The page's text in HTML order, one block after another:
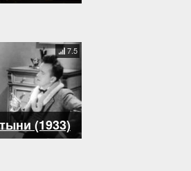
(1933)
7.5